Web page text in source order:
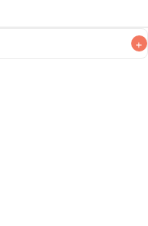
+
るべくお早めにお召